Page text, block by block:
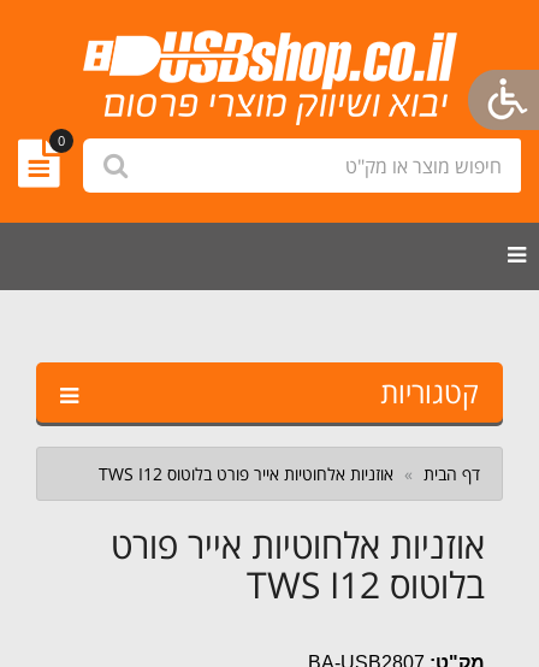
new
logo.png
0
מוצר
מק"ט
לחץ לחיפוש
הצג תפריט ניווט
קטגוריות
דף הבית אוזניות אלחוטיות אייר פורט בלוטוס TWS I12
אוזניות אלחוטיות אייר פורט
בלוטוס TWS I12
מק"ט: BA-USB2807